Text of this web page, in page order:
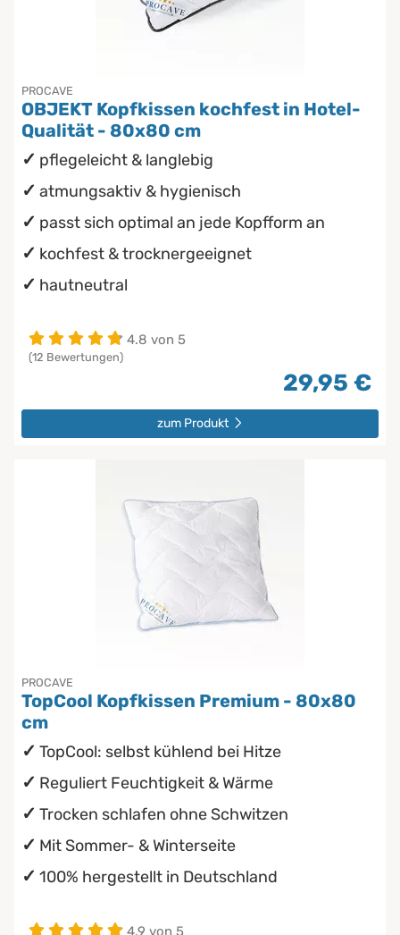
PROCAVE
OBJEKT Kopfkissen kochfest in Hotel-
Qualität - 80x80 cm
pflegeleicht & langlebig
atmungsaktiv & hygienisch
passt sich optimal an jede Kopfform an
kochfest & trocknergeeignet
hautneutral
4.8 von 5
(12 Bewertungen)
29,95 €
zum Produkt
PROCAVE
TopCool Kopfkissen Premium - 80x80
cm
TopCool: selbst kühlend bei Hitze
Reguliert Feuchtigkeit & Wärme
Trocken schlafen ohne Schwitzen
Mit Sommer- & Winterseite
100% hergestellt in Deutschland
4.9 von 5
Inkontinenzunterlagen
Chinesische Organuhr
Die besten Sommerbettdecken
Die richtige Matratze kaufen